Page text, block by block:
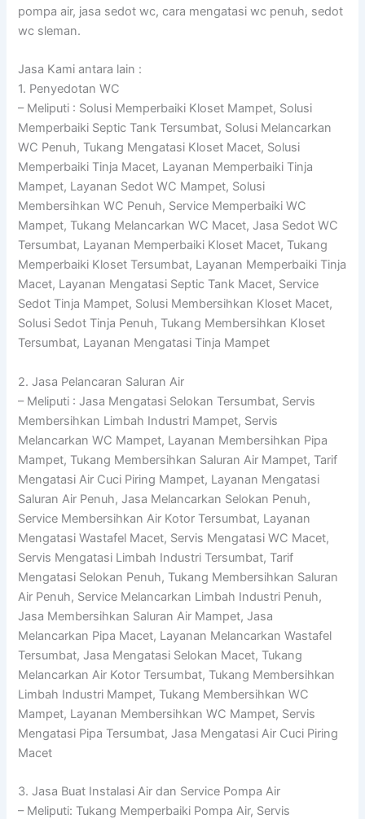
pompa air, jasa sedot wc, cara mengatasi wc penuh, sedot
wc sleman.
Jasa Kami antara lain :
1. Penyedotan WC
– Meliputi : Solusi Memperbaiki Kloset Mampet, Solusi
Memperbaiki Septic Tank Tersumbat, Solusi Melancarkan
WC Penuh, Tukang Mengatasi Kloset Macet, Solusi
Memperbaiki Tinja Macet, Layanan Memperbaiki Tinja
Mampet, Layanan Sedot WC Mampet, Solusi
Membersihkan WC Penuh, Service Memperbaiki WC
Mampet, Tukang Melancarkan WC Macet, Jasa Sedot WC
Tersumbat, Layanan Memperbaiki Kloset Macet, Tukang
Memperbaiki Kloset Tersumbat, Layanan Memperbaiki Tinja
Macet, Layanan Mengatasi Septic Tank Macet, Service
Sedot Tinja Mampet, Solusi Membersihkan Kloset Macet,
Solusi Sedot Tinja Penuh, Tukang Membersihkan Kloset
Tersumbat, Layanan Mengatasi Tinja Mampet
2. Jasa Pelancaran Saluran Air
– Meliputi : Jasa Mengatasi Selokan Tersumbat, Servis
Membersihkan Limbah Industri Mampet, Servis
Melancarkan WC Mampet, Layanan Membersihkan Pipa
Mampet, Tukang Membersihkan Saluran Air Mampet, Tarif
Mengatasi Air Cuci Piring Mampet, Layanan Mengatasi
Saluran Air Penuh, Jasa Melancarkan Selokan Penuh,
Service Membersihkan Air Kotor Tersumbat, Layanan
Mengatasi Wastafel Macet, Servis Mengatasi WC Macet,
Servis Mengatasi Limbah Industri Tersumbat, Tarif
Mengatasi Selokan Penuh, Tukang Membersihkan Saluran
Air Penuh, Service Melancarkan Limbah Industri Penuh,
Jasa Membersihkan Saluran Air Mampet, Jasa
Melancarkan Pipa Macet, Layanan Melancarkan Wastafel
Tersumbat, Jasa Mengatasi Selokan Macet, Tukang
Melancarkan Air Kotor Tersumbat, Tukang Membersihkan
Limbah Industri Mampet, Tukang Membersihkan WC
Mampet, Layanan Membersihkan WC Mampet, Servis
Mengatasi Pipa Tersumbat, Jasa Mengatasi Air Cuci Piring
Macet
3. Jasa Buat Instalasi Air dan Service Pompa Air
– Meliputi: Tukang Memperbaiki Pompa Air, Servis